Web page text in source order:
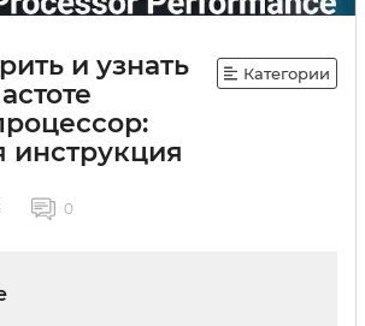
и узнать
инструкция
Категории
0